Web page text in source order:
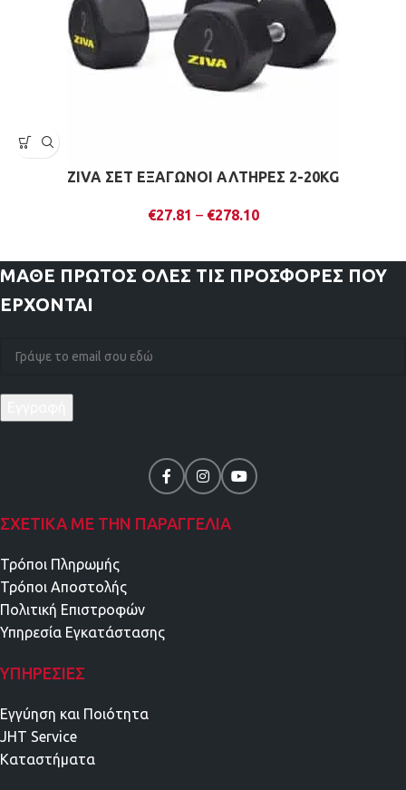
ZIVA ΣΕΤ ΕΞΑΓΩΝΟΙ ΑΛΤΗΡΕΣ 2-20KG
€27.81 – €278.10
ΜΑΘΕ ΠΡΩΤΟΣ ΟΛΕΣ ΤΙΣ ΠΡΟΣΦΟΡΕΣ ΠΟΥ
ΕΡΧΟΝΤΑΙ
ΣΧΕΤΙΚΑ ΜΕ ΤΗΝ ΠΑΡΑΓΓΕΛΙΑ
Τρόποι Πληρωμής
Τρόποι Αποστολής
Πολιτική Επιστροφών
Υπηρεσία Εγκατάστασης
ΥΠΗΡΕΣΊΕΣ
Εγγύηση και Ποιότητα
JHT Service
Καταστήματα